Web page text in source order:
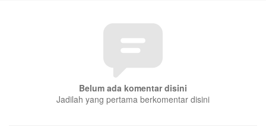
Belum ada komentar disini
Jadilah yang pertama berkomentar disini